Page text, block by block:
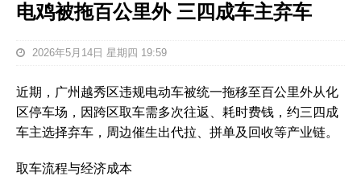
电鸡被拖百公里外 三四成车主弃车
2026年5月14日 星期四 19:59
近期，广州越秀区违规电动车被统一拖移至百公里外从化
区停车场，因跨区取车需多次往返、耗时费钱，约三四成
车主选择弃车，周边催生出代拉、拼单及回收等产业链。‌‌
取车流程与经济成本